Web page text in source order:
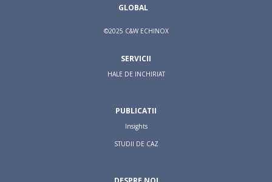
GLOBAL
©2025 C&W ECHINOX
SERVICII
HALE DE INCHIRIAT
PUBLICATII
Insights
STUDII DE CAZ